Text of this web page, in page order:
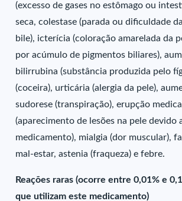
(excesso de gases no estômago ou
seca, colestase (parada ou dificuldade
bile), icterícia (coloração amarelada da
por acúmulo de pigmentos biliares),
bilirrubina (substância produzida pelo
(coceira), urticária (alergia da pele),
sudorese (transpiração), erupção
(aparecimento de lesões na pele devido
medicamento), mialgia (dor muscular),
mal-estar, astenia (fraqueza) e febre.
Reações raras (ocorre entre 0,01% e
que utilizam este medicamento)